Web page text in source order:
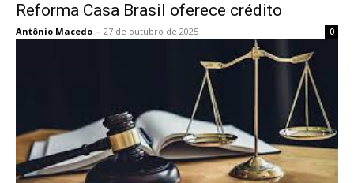
Reforma Casa Brasil oferece crédito
Antônio Macedo - 27 de outubro de 2025 0